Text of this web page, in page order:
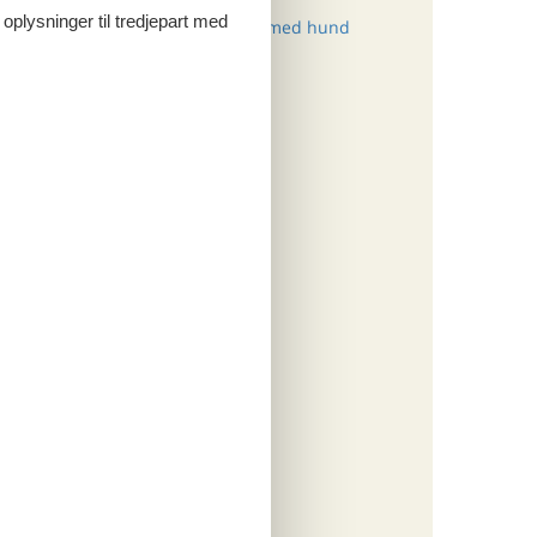
Sommerhus Alcamo med hund
til tredjepart med